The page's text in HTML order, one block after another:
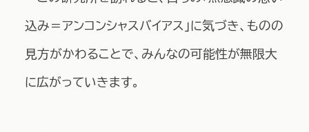
込み＝アンコンシャスバイアス」に気づき、ものの
見方がかわることで、みんなの可能性が無限大
に広がっていきます。